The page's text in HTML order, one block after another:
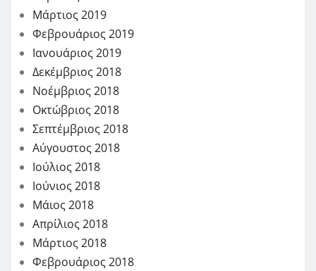
Μάρτιος 2019
Φεβρουάριος 2019
Ιανουάριος 2019
Δεκέμβριος 2018
Νοέμβριος 2018
Οκτώβριος 2018
Σεπτέμβριος 2018
Αύγουστος 2018
Ιούλιος 2018
Ιούνιος 2018
Μάιος 2018
Απρίλιος 2018
Μάρτιος 2018
Φεβρουάριος 2018